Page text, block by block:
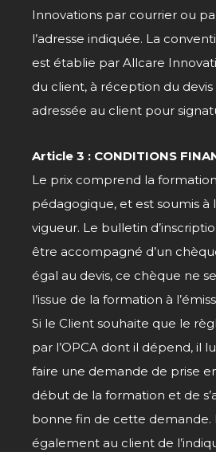
Innovations par courrier ou
l’adresse indiquée. La
est établie par Allcare
du client, à réception du
adressée au client pour
Article 3 : CONDITIONS
Le prix comprend la
pédagogique, et est soumis à
vigueur. Le bulletin
être accompagné d’un
égal au devis, ce chèque ne
l’issue de la formation à
Si le Client souhaite que le
par l’OPCA dont il dépend, il
faire une demande de prise
début de la formation et de
bonne fin de cette demande.
également au client de